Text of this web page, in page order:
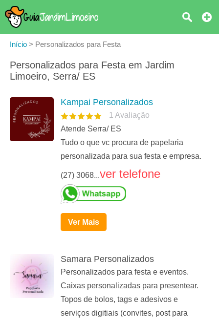
Início > Personalizados para Festa
Personalizados para Festa em Jardim
Limoeiro, Serra/ ES
Kampai Personalizados
1 Avaliação
Atende Serra/ ES
Tudo o que vc procura de papelaria
personalizada para sua festa e empresa.
(27) 3068...ver telefone
Ver Mais
Samara Personalizados
Personalizados para festa e eventos.
Caixas personalizadas para presentear.
Topos de bolos, tags e adesivos e
serviços digitiais (convites, post para